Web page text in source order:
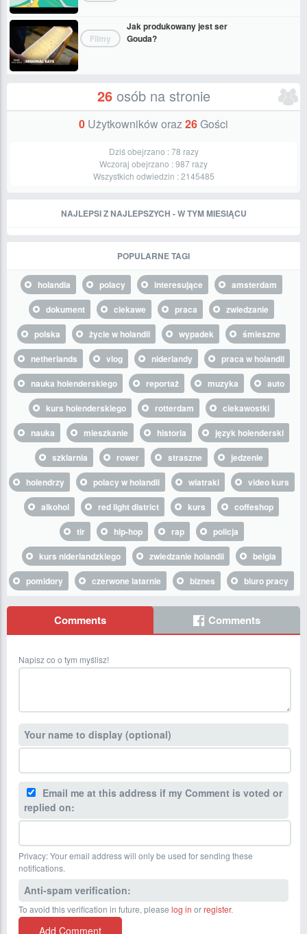
Filmy
Jak produkowany jest ser
Gouda?
26osób na stronie
0 Użytkowników oraz26Gości
Dziś obejrzano :78 razy
Wczoraj obejrzano :987 razy
Wszystkich odwiedzin :2145485
NAJLEPSI Z NAJLEPSZYCH - W TYM MIESIĄCU
POPULARNE TAGI
holandia polacy interesujące
amsterdam
dokument
ciekawe praca
zwiedzanie
polska
życie w holandii wypadek
śmieszne
netherlands
vlog niderlandy
praca w holandii
nauka holenderskiego
reportaż muzyka
auto
kurs holenderskiego
rotterdam
ciekawostki
nauka
mieszkanie historia
język holenderski
szklarnia
rower straszne
jedzenie
holendrzy
polacy w holandii wiatraki
video kurs
alkohol
red light district kurs
coffeshop
tir
hip-hop rap
policja
kurs niderlandzkiego
zwiedzanie holandii
belgia
pomidory
czerwone latarnie biznes biuro pracy
Comments Comments
Napisz co o tym myślisz!
Your name to display (optional)
Email me at this address if my Comment is voted or
replied on:
Privacy: Your email address will only be used for sending these
notifications.
Anti-spam verification:
To avoid this verification in future, please log in orregister.